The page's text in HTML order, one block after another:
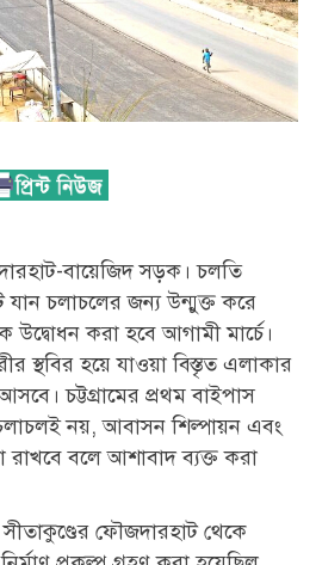
বায়েজিদ সড়ক। চলতি
যান চলাচলের জন্য উন্মুক্ত করে
উদ্বোধন করা হবে আগামী মার্চে।
স্থবির হয়ে যাওয়া বিস্তৃত এলাকার
চট্টগ্রামের প্রথম বাইপাস
নয়, আবাসন শিল্পায়ন এবং
রাখবে বলে আশাবাদ ব্যক্ত করা
সীতাকুণ্ডের ফৌজদারহাট থেকে